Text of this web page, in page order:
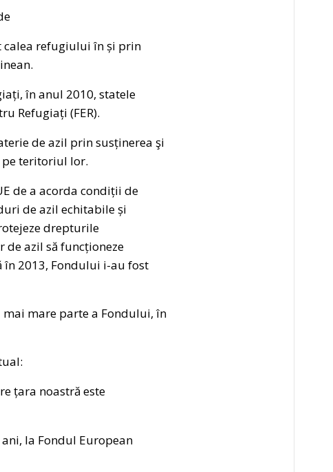
calea refugiului în și prin
în anul 2010, statele
Refugiați (FER).
de azil prin susținerea şi
teritoriul lor.
de a acorda condiții de
de azil echitabile și
drepturile
de azil să funcționeze
2013, Fondului i-au fost
mai mare parte a Fondului, în
țara noastră este
la Fondul European